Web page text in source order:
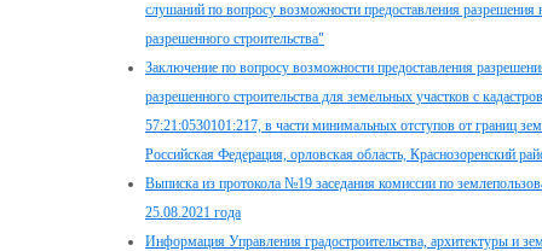
слушаний по вопросу возможности предоставления разрешения
разрешенного строительства"
Заключение по вопросу возможности предоставления
разрешенного строительства для земельных участков с
57:21:0530101:217, в части минимальных отступов от границ
Российская Федерация, орловская область, Краснозоренский
Выписка из протокола №19 заседания комиссии по
25.08.2021 года
Информация Управления градостроительства, архитектуры и